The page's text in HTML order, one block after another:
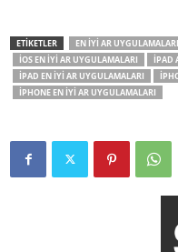
ETİKETLER EN İYI AR UYGULAMALARI
IOS EN İYI AR UYGULAMALARI
IPAD
IPAD EN IYI AR UYGULAMALARI
IPHONE EN İYI AR UYGULAMALARI